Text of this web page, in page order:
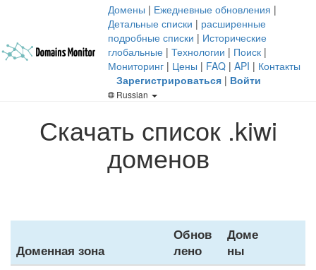
Домены | Ежедневные обновления |
Детальные списки | расширенные
подробные списки | Исторические
глобальные | Технологии | Поиск |
Мониторинг | Цены | FAQ | API | Контакты
Зарегистрироваться | Войти
Russian
Скачать список .kiwi
доменов
Доменная зона
Обнов
лено
Доме
ны